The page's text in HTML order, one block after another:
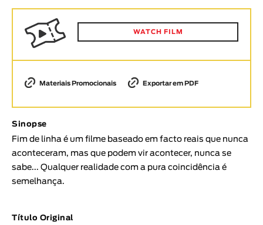
Animar
DURAÇÃO
< / >
GÉNERO
Ficção
Animação
Experimental
Tópicos selecionados
WATCH FILM
Materiais Promocionais Exportar em PDF
Sinopse
Fim de linha é um filme baseado em facto reais que nunca
aconteceram, mas que podem vir acontecer, nunca se
sabe... Qualquer realidade com a pura coincidência é
semelhança.
Título Original